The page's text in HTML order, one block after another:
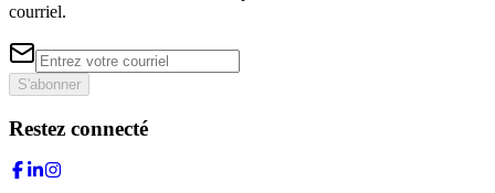
courriel.
S'abonner
Restez connecté